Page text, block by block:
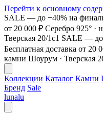
Перейти к основному
SALE — до −40% на
от 20 000 ₽ Серебро 925° ·
Тверская 20/1с1 SALE — до
Бесплатная доставка от 20
камни Шоурум · Тверская
Коллекции Каталог Камни
Бренд Sale
lunalu